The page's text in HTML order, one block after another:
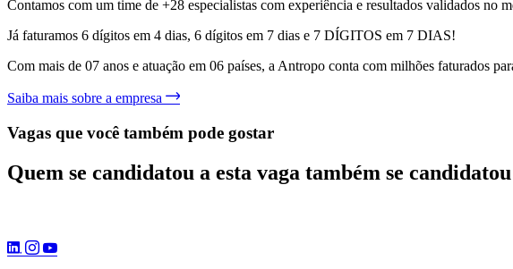
Contamos com um time de +28 especialistas com experiência e resultados validados no
Já faturamos 6 dígitos em 4 dias, 6 dígitos em 7 dias e 7 DÍGITOS em 7 DIAS!
Com mais de 07 anos e atuação em 06 países, a Antropo conta com milhões faturados
Saiba mais sobre a empresa
Vagas que você também pode gostar
Quem se candidatou a esta vaga também se